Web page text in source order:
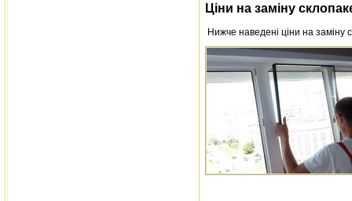
Ціни на заміну
Нижче наведені ціни на заміну